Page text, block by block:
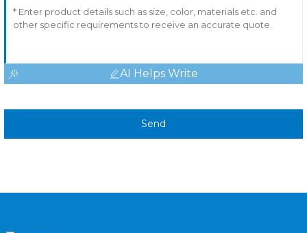
AI Helps Write
Send